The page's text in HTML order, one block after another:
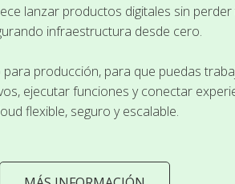
lanzar productos digitales sin
infraestructura desde cero.
producción, para que puedas
ejecutar funciones y conectar
flexible, seguro y escalable.